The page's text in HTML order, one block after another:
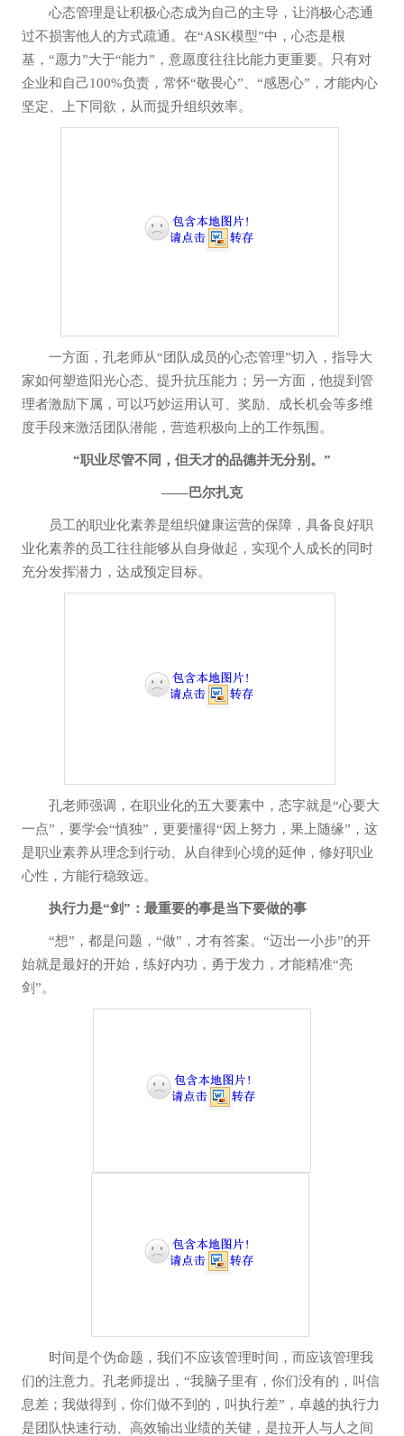
心态管理是让积极心态成为自己的主导，让消极心态通
过不损害他人的方式疏通。在“ASK模型”中，心态是根
基，“愿力”大于“能力”，意愿度往往比能力更重要。只有对
企业和自己100%负责，常怀“敬畏心”、“感恩心”，才能内心
坚定、上下同欲，从而提升组织效率。
一方面，孔老师从“团队成员的心态管理”切入，指导大
家如何塑造阳光心态、提升抗压能力；另一方面，他提到管
理者激励下属，可以巧妙运用认可、奖励、成长机会等多维
度手段来激活团队潜能，营造积极向上的工作氛围。
“职业尽管不同，但天才的品德并无分别。”
——巴尔扎克
员工的职业化素养是组织健康运营的保障，具备良好职
业化素养的员工往往能够从自身做起，实现个人成长的同时
充分发挥潜力，达成预定目标。
孔老师强调，在职业化的五大要素中，态字就是“心要大
一点”，要学会“慎独”，更要懂得“因上努力，果上随缘”，这
是职业素养从理念到行动、从自律到心境的延伸，修好职业
心性，方能行稳致远。
执行力是“剑”：最重要的事是当下要做的事
“想”，都是问题，“做”，才有答案。“迈出一小步”的开
始就是最好的开始，练好内功，勇于发力，才能精准“亮
剑”。
时间是个伪命题，我们不应该管理时间，而应该管理我
们的注意力。孔老师提出，“我脑子里有，你们没有的，叫信
息差；我做得到，你们做不到的，叫执行差”，卓越的执行力
是团队快速行动、高效输出业绩的关键，是拉开人与人之间